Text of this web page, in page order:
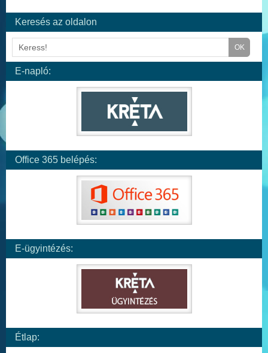
Keresés az oldalon
E-napló:
Office 365 belépés:
E-ügyintézés:
Étlap: